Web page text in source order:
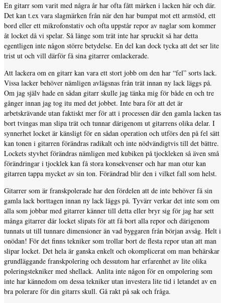
En gitarr som varit med några år har ofta fått märken i lacken här och där.
Det kan t.ex vara slagmärken från när den har bumpat mot ett armstöd, ett
bord eller ett mikrofonstativ och ofta uppstår repor av naglar som kommer
åt locket då vi spelar. Så länge som trät inte har spruckit så har detta
egentligen inte någon större betydelse. En del kan dock tycka att det ser lite
trist ut och vill därför få sina gitarrer omlackerade.
Att lackera om en gitarr kan vara ett stort jobb om den har “fel” sorts lack.
Vissa lacker behöver nämligen avlägsnas från trät innan ny lack läggs på.
Om jag själv hade en sådan gitarr skulle jag tänka mig för både en och tre
gånger innan jag tog itu med det jobbet. Inte bara för att det är
arbetskrävande utan faktiskt mer för att i processen där den gamla lacken tas
bort tvingas man slipa trät och tunnar därigenom ut gitarrens olika delar. I
synnerhet locket är känsligt för en sådan operation och utförs den på fel sätt
kan tonen i gitarren förändras radikalt och inte nödvändigtvis till det bättre.
Lockets styvhet förändras nämligen med kubiken på tjockleken så även små
förändringar i tjocklek kan få stora konsekvenser och har man otur kan
gitarren tappa mycket av sin ton. Förändrad blir den i vilket fall som helst.
Gitarrer som är franskpolerade har den fördelen att de inte behöver få sin
gamla lack borttagen innan ny lack läggs på. Tyvärr verkar det inte som om
alla som jobbar med gitarrer känner till detta eller bryr sig för jag har sett
många gitarrer där locket slipats för att få bort alla repor och därigenom
tunnats ut till tunnare dimensioner än vad byggaren från början avsåg. Helt i
onödan! För det finns tekniker som trollar bort de flesta repor utan att man
slipar locket. Det hela är ganska enkelt och okomplicerat om man behärskar
grundläggande franskpolering och dessutom har erfarenhet av lite olika
poleringstekniker med shellack. Anlita inte någon för en ompolering som
inte har kännedom om dessa tekniker utan investera lite tid i letandet av en
bra polerare för din gitarrs skull. Gå rakt på sak och fråga.